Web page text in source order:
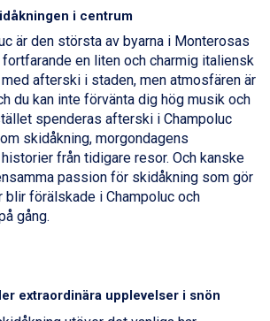
från 6.145 kr.
6.295 kr.
kr.
7.045 kr.
8.245 kr.
från 5.895 kr.
kr.
9.445 kr.
från 8.595 kr.
5.945 kr.
6.945 kr.
8.395 kr.
i centrum
är den största av byarna i Monterosas
en liten och charmig italiensk
afterski i staden, men atmosfären är
du kan inte förvänta dig hög musik och
spenderas afterski i Champoluc
skidåkning, morgondagens
från tidigare resor. Och kanske
passion för skidåkning som gör
förälskade i Champoluc och
gång.
extraordinära upplevelser i snön